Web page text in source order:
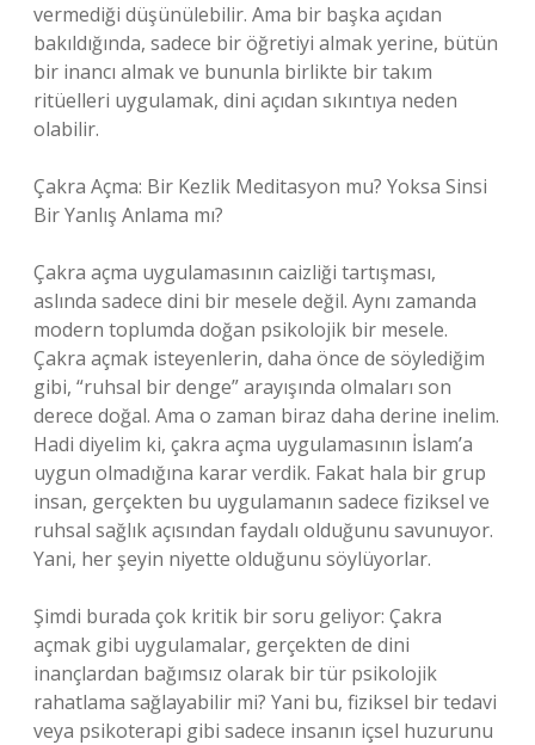
vermediği düşünülebilir. Ama bir başka açıdan
bakıldığında, sadece bir öğretiyi almak yerine, bütün
bir inancı almak ve bununla birlikte bir takım
ritüelleri uygulamak, dini açıdan sıkıntıya neden
olabilir.
Çakra Açma: Bir Kezlik Meditasyon mu? Yoksa Sinsi
Bir Yanlış Anlama mı?
Çakra açma uygulamasının caizliği tartışması,
aslında sadece dini bir mesele değil. Aynı zamanda
modern toplumda doğan psikolojik bir mesele.
Çakra açmak isteyenlerin, daha önce de söylediğim
gibi, “ruhsal bir denge” arayışında olmaları son
derece doğal. Ama o zaman biraz daha derine inelim.
Hadi diyelim ki, çakra açma uygulamasının İslam’a
uygun olmadığına karar verdik. Fakat hala bir grup
insan, gerçekten bu uygulamanın sadece fiziksel ve
ruhsal sağlık açısından faydalı olduğunu savunuyor.
Yani, her şeyin niyette olduğunu söylüyorlar.
Şimdi burada çok kritik bir soru geliyor: Çakra
açmak gibi uygulamalar, gerçekten de dini
inançlardan bağımsız olarak bir tür psikolojik
rahatlama sağlayabilir mi? Yani bu, fiziksel bir tedavi
veya psikoterapi gibi sadece insanın içsel huzurunu